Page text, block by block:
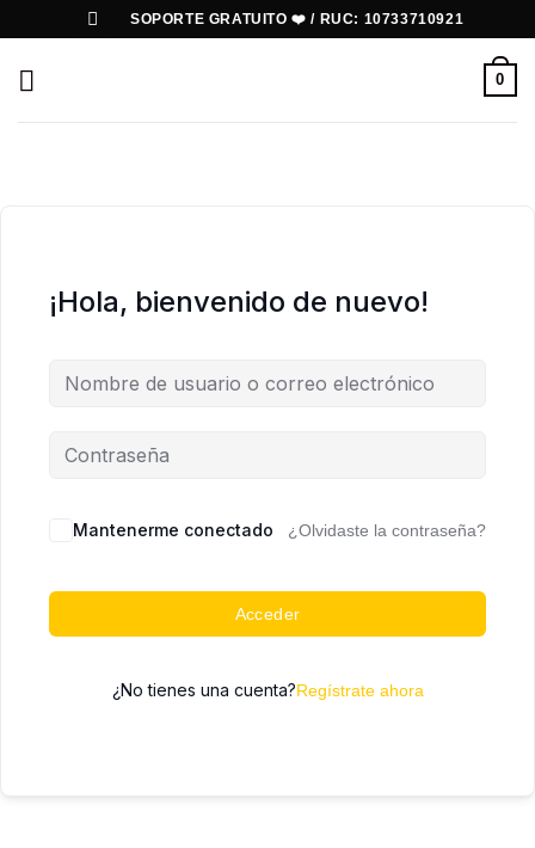
al
contenido
SOPORTE GRATUITO ❤️ / RUC: 10733710921
0
¡Hola, bienvenido de nuevo!
Mantenerme conectado ¿Olvidaste la contraseña?
Acceder
¿No tienes una cuenta?Regístrate ahora